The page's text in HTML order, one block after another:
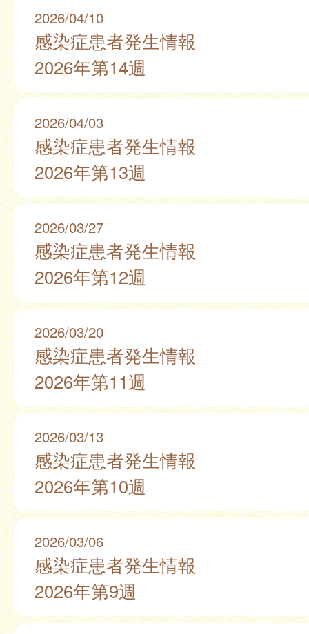
2026/04/10
感染症患者発生情報
2026年第14週
2026/04/03
感染症患者発生情報
2026年第13週
2026/03/27
感染症患者発生情報
2026年第12週
2026/03/20
感染症患者発生情報
2026年第11週
2026/03/13
感染症患者発生情報
2026年第10週
2026/03/06
感染症患者発生情報
2026年第9週